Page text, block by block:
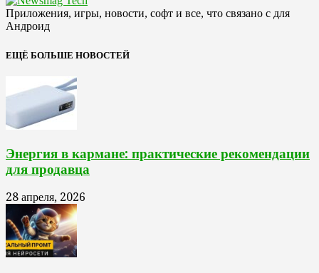
Приложения, игры, новости, софт и все, что связано с для
Андроид
ЕЩЁ БОЛЬШЕ НОВОСТЕЙ
Энергия в кармане: практические рекомендации
для продавца
28 апреля, 2026